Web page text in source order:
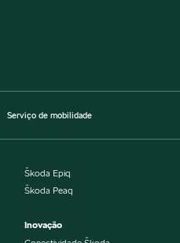
Serviço de mobilidade
Škoda Epiq
Škoda Peaq
Inovação